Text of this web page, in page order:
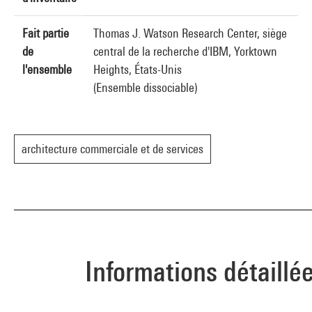
Fait partie
de
l'ensemble
Thomas J. Watson Research Center, siège
central de la recherche d'IBM, Yorktown
Heights, États-Unis
(Ensemble dissociable)
architecture commerciale et de services
Informations